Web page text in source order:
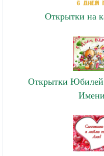
Открытки на
Открытки